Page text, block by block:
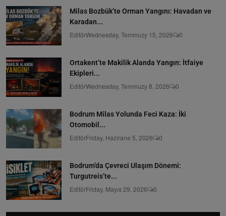
Milas Bozbük’te Orman Yangını: Havadan ve
Karadan...
EditörWednesday, Temmuzy 15, 2026 0
Ortakent’te Makilik Alanda Yangın: İtfaiye
Ekipleri...
EditörWednesday, Temmuzy 8, 2026 0
Bodrum Milas Yolunda Feci Kaza: İki
Otomobil...
EditörFriday, Hazirane 5, 2026 0
Bodrum’da Çevreci Ulaşım Dönemi:
Turgutreis’te...
EditörFriday, Mayıs 29, 2026 0